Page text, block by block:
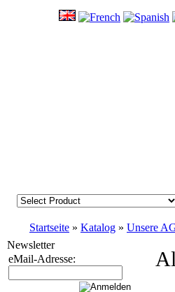
Startseite » Katalog » Unsere
Newsletter
eMail-Adresse: